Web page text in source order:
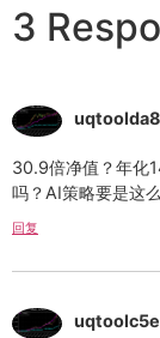
3
30.9倍净值？年化
吗？AI策略要是这
回复